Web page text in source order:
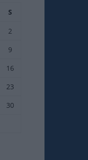
S
2
9
16
23
30